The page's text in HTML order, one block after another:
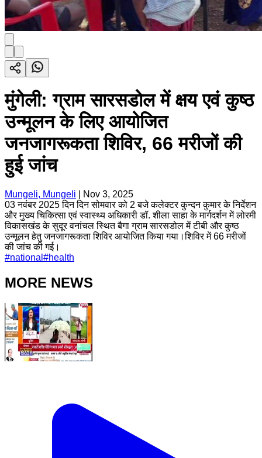
मुंगेली: ग्राम सारसडोल में क्षय एवं कुष्ठ
उन्मूलन के लिए आयोजित
जनजागरूकता शिविर, 66 मरीजों की
हुई जांच
Mungeli, Mungeli
Nov 3, 2025
03 नवंबर 2025 दिन दिन सोमवार को 2 बजे कलेक्टर कुन्दन कुमार के निर्देशन
और मुख्य चिकित्सा एवं स्वास्थ्य अधिकारी डॉ. शीला साहा के मार्गदर्शन में लोरमी
विकासखंड के सुदूर वनांचल स्थित बैगा ग्राम सारसडोल में टीबी और कुष्ठ
उन्मूलन हेतु जनजागरूकता शिविर आयोजित किया गया।शिविर में 66 मरीजों
की जांच की गई।
#national #health
MORE NEWS